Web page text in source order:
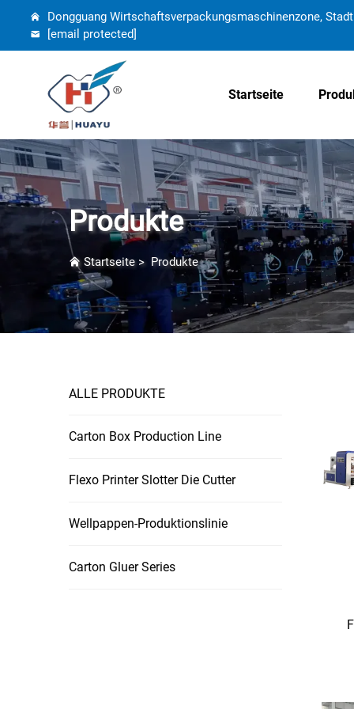
Dongguang Wirtschaftsverpackungsmaschinenzone,
[email protected]
Startseite
Produkte
Startseite> Produkte
ALLE PRODUKTE
Carton Box Production Line
Flexo Printer Slotter Die Cutter
Wellpappen-Produktionslinie
Carton Gluer Series